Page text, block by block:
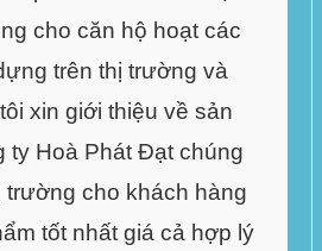
cho căn hộ hoạt các
trên thị trường và
xin giới thiệu về sản
ty Hoà Phát Đạt chúng
trường cho khách hàng
tốt nhất giá cả hợp lý